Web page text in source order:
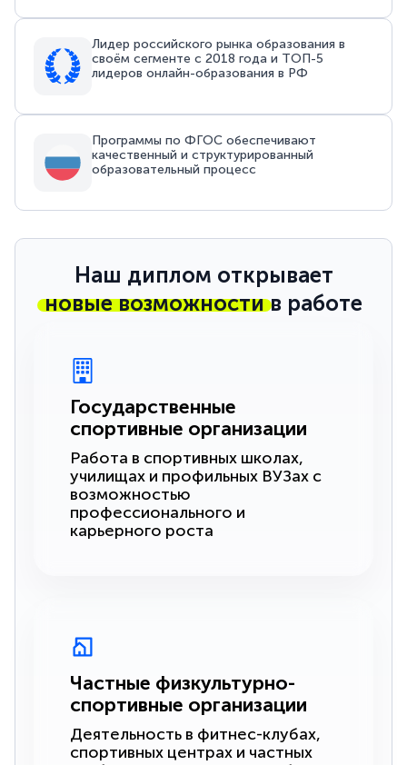
Лидер российского рынка образования в
своём сегменте с 2018 года и ТОП-5
лидеров онлайн-образования в РФ
Программы по ФГОС обеспечивают
качественный и структурированный
образовательный процесс
Наш диплом открывает
новые возможностив работе
Государственные
спортивные организации
Работа в спортивных школах,
училищах и профильных ВУЗах с
возможностью
профессионального и
карьерного роста
Частные физкультурно-
спортивные организации
Деятельность в фитнес-клубах,
спортивных центрах и частных